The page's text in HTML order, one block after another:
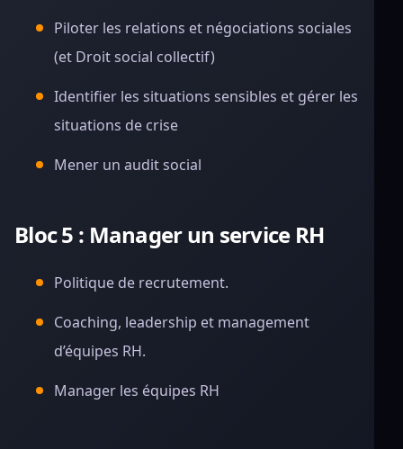
Piloter les relations et négociations sociales
(et Droit social collectif)
Identifier les situations sensibles et gérer les
situations de crise
Mener un audit social
Bloc 5 : Manager un service RH
Politique de recrutement.
Coaching, leadership et management
d’équipes RH.
Manager les équipes RH